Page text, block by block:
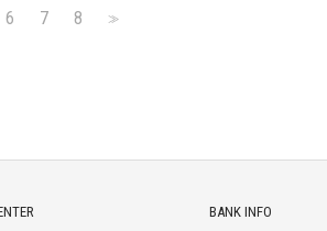
6 7 8 >>
BANK INFO